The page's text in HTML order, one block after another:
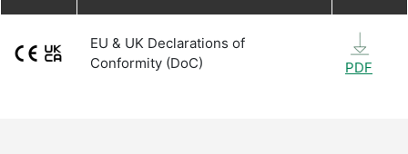
EU & UK Declarations of
Conformity (DoC)
PDF